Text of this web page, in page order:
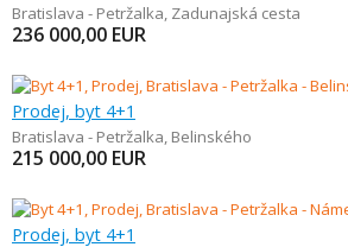
Bratislava - Petržalka, Zadunajská cesta
236 000,00 EUR
Prodej, byt 4+1
Bratislava - Petržalka, Belinského
215 000,00 EUR
Prodej, byt 4+1